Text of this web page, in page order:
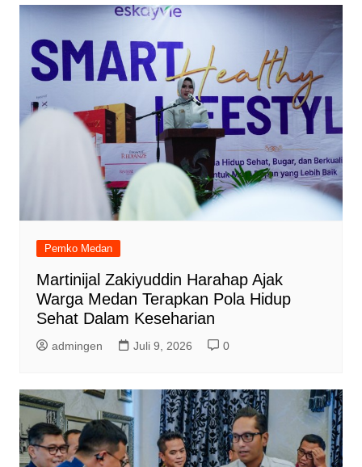
Pemko Medan
Martinijal Zakiyuddin Harahap Ajak
Warga Medan Terapkan Pola Hidup
Sehat Dalam Keseharian
admingen Juli 9, 2026 0